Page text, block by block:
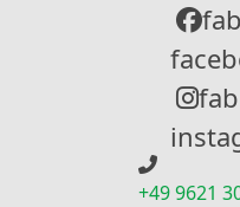
+49 9621